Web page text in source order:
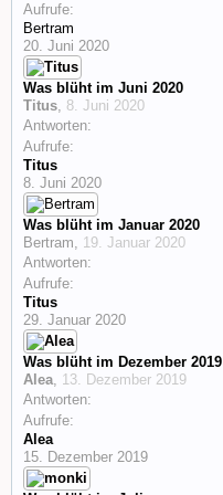
Aufrufe:
Bertram
20. Juni 2020
Was blüht im Juni 2020
Titus, 8. Juni 2020
Antworten:
Aufrufe:
Titus
8. Juni 2020
Was blüht im Januar 2020
Bertram, 19. Januar 2020
Antworten:
Aufrufe:
Titus
29. Januar 2020
Was blüht im Dezember 2019
Alea, 13. Dezember 2019
Antworten:
Aufrufe:
Alea
15. Dezember 2019